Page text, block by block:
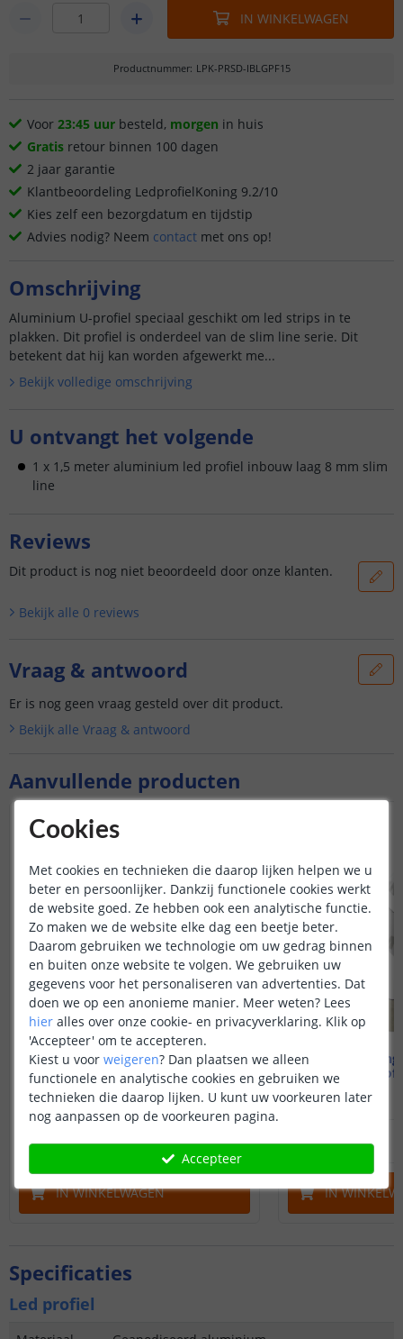
IN WINKELWAGEN
Productnummer: LPK-PRSD-IBLGPF15
Voor 23:45 uur besteld, morgen in huis
Gratis retour binnen 100 dagen
2 jaar garantie
Klantbeoordeling LedprofielKoning 9.2/10
Kies zelf een bezorgdatum en tijdstip
Advies nodig? Neem contact met ons op!
Omschrijving
Aluminium U-profiel speciaal geschikt om led strips in te
plakken. Dit profiel is onderdeel van de slim line serie. Dit
betekent dat hij kan worden afgewerkt me...
Bekijk volledige omschrijving
U ontvangt het volgende
1 x 1,5 meter aluminium led profiel inbouw laag 8 mm slim
line
Aanvullende producten
Accessoire set voor
Neon Maxi Rond
(1 reviews)
OP VOORRAAD 5,50
IN WINKELWAGEN
voor
OP VOORRAAD
IN
Reviews
Dit product is nog niet beoordeeld door onze klanten.
Bekijk alle 0 reviews
Vraag & antwoord
Er is nog geen vraag gesteld over dit product.
Bekijk alle Vraag & antwoord
Specificaties
Led profiel
Cookies
Met cookies en technieken die daarop lijken helpen we u
beter en persoonlijker. Dankzij functionele cookies werkt
de website goed. Ze hebben ook een analytische functie.
Zo maken we de website elke dag een beetje beter.
Daarom gebruiken we technologie om uw gedrag binnen
en buiten onze website te volgen. We gebruiken uw
gegevens voor het personaliseren van advertenties. Dat
doen we op een anonieme manier. Meer weten? Lees
hier alles over onze cookie- en privacyverklaring. Klik op
'Accepteer' om te accepteren.
Kiest u voor weigeren? Dan plaatsen we alleen
functionele en analytische cookies en gebruiken we
technieken die daarop lijken. U kunt uw voorkeuren later
nog aanpassen op de voorkeuren pagina.
Accepteer